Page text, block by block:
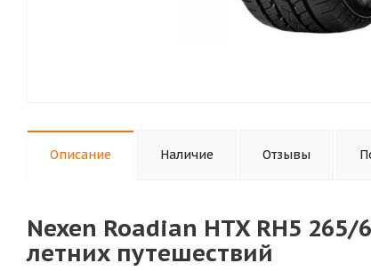
Описание Наличие Отзывы
Nexen Roadian HTX RH5
летних путешествий